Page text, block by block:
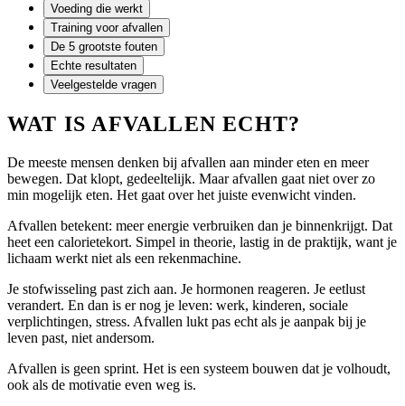
Voeding die werkt
Training voor afvallen
De 5 grootste fouten
Echte resultaten
Veelgestelde vragen
WAT IS AFVALLEN ECHT?
De meeste mensen denken bij afvallen aan minder eten en meer
bewegen. Dat klopt, gedeeltelijk. Maar afvallen gaat niet over zo
min mogelijk eten. Het gaat over het juiste evenwicht vinden.
Afvallen betekent: meer energie verbruiken dan je binnenkrijgt. Dat
heet een calorietekort. Simpel in theorie, lastig in de praktijk, want je
lichaam werkt niet als een rekenmachine.
Je stofwisseling past zich aan. Je hormonen reageren. Je eetlust
verandert. En dan is er nog je leven: werk, kinderen, sociale
verplichtingen, stress. Afvallen lukt pas echt als je aanpak bij je
leven past, niet andersom.
Afvallen is geen sprint. Het is een systeem bouwen dat je volhoudt,
ook als de motivatie even weg is.